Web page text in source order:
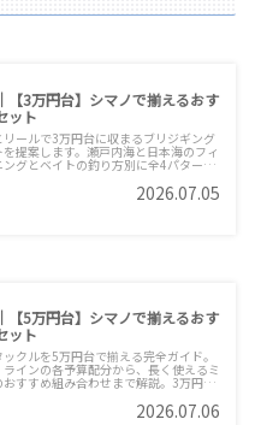
【3万円台】シマノで揃えるおす
ット
ールで3万円台に収まるブリジギング
提案します。瀬戸内海と日本海のフィ
グとベイトの釣り方別に全4パターン
ラーBB×スフェロスSWの王道構成で初
すめです。 2026.07.05
【5万円台】シマノで揃えるおす
ット
クルを5万円台で揃える完全ガイド。
インの各予算配分から、長く使えるミ
おすすめ組み合わせまで解説。3万円台
す。 2026.07.06